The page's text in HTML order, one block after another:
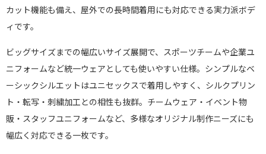
カット機能も備え、屋外での長時間着用にも対応できる実力派ボデ
ィです。
ビッグサイズまでの幅広いサイズ展開で、スポーツチームや企業ユ
ニフォームなど統一ウェアとしても使いやすい仕様。シンプルなベ
ーシックシルエットはユニセックスで着用しやすく、シルクプリン
ト・転写・刺繍加工との相性も抜群。チームウェア・イベント物
販・スタッフユニフォームなど、多様なオリジナル制作ニーズにも
幅広く対応できる一枚です。